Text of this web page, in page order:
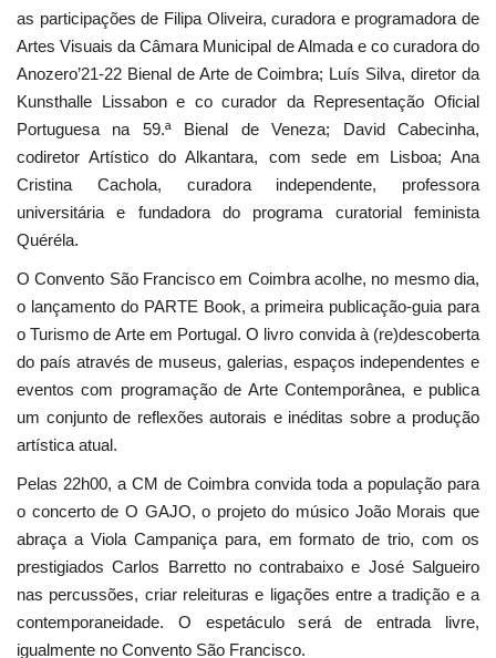
as participações de Filipa Oliveira, curadora e programadora de
Artes Visuais da Câmara Municipal de Almada e co curadora do
Anozero’21-22 Bienal de Arte de Coimbra; Luís Silva, diretor da
Kunsthalle Lissabon e co curador da Representação Oficial
Portuguesa na 59.ª Bienal de Veneza; David Cabecinha,
codiretor Artístico do Alkantara, com sede em Lisboa; Ana
Cristina Cachola, curadora independente, professora
universitária e fundadora do programa curatorial feminista
Quéréla.
O Convento São Francisco em Coimbra acolhe, no mesmo dia,
o lançamento do PARTE Book, a primeira publicação-guia para
o Turismo de Arte em Portugal. O livro convida à (re)descoberta
do país através de museus, galerias, espaços independentes e
eventos com programação de Arte Contemporânea, e publica
um conjunto de reflexões autorais e inéditas sobre a produção
artística atual.
Pelas 22h00, a CM de Coimbra convida toda a população para
o concerto de O GAJO, o projeto do músico João Morais que
abraça a Viola Campaniça para, em formato de trio, com os
prestigiados Carlos Barretto no contrabaixo e José Salgueiro
nas percussões, criar releituras e ligações entre a tradição e a
contemporaneidade. O espetáculo será de entrada livre,
igualmente no Convento São Francisco.